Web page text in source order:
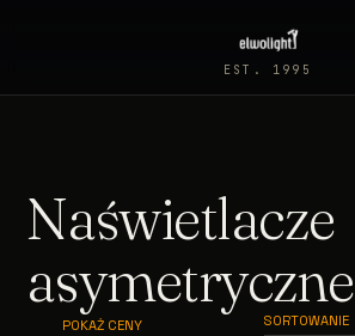
EST. 1995
Naświetlacze
asymetryczne
POKAŻ CENY SORTOWANIE